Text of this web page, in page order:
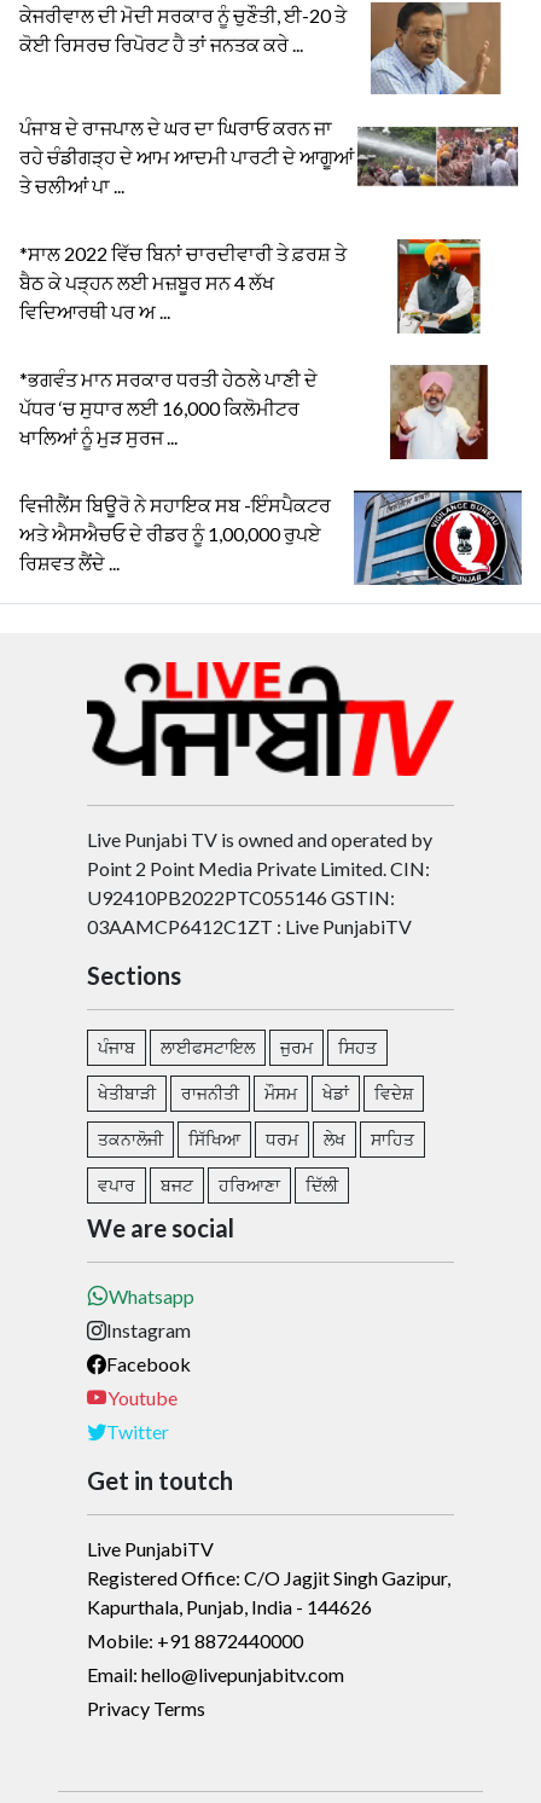
ਕੇਜਰੀਵਾਲ ਦੀ ਮੋਦੀ ਸਰਕਾਰ ਨੂੰ ਚੁਣੌਤੀ, ਈ-20 ਤੇ
ਕੋਈ ਰਿਸਰਚ ਰਿਪੋਰਟ ਹੈ ਤਾਂ ਜਨਤਕ ਕਰੇ ...
ਪੰਜਾਬ ਦੇ ਰਾਜਪਾਲ ਦੇ ਘਰ ਦਾ ਘਿਰਾਓ ਕਰਨ ਜਾ
ਰਹੇ ਚੰਡੀਗੜ੍ਹ ਦੇ ਆਮ ਆਦਮੀ ਪਾਰਟੀ ਦੇ ਆਗੂਆਂ
ਤੇ ਚਲੀਆਂ ਪਾ ...
*ਸਾਲ 2022 ਵਿੱਚ ਬਿਨਾਂ ਚਾਰਦੀਵਾਰੀ ਤੇ ਫ਼ਰਸ਼ ਤੇ
ਬੈਠ ਕੇ ਪੜ੍ਹਨ ਲਈ ਮਜ਼ਬੂਰ ਸਨ 4 ਲੱਖ
ਵਿਦਿਆਰਥੀ ਪਰ ਅ ...
*ਭਗਵੰਤ ਮਾਨ ਸਰਕਾਰ ਧਰਤੀ ਹੇਠਲੇ ਪਾਣੀ ਦੇ
ਪੱਧਰ ‘ਚ ਸੁਧਾਰ ਲਈ 16,000 ਕਿਲੋਮੀਟਰ
ਖਾਲਿਆਂ ਨੂੰ ਮੁੜ ਸੁਰਜ ...
ਵਿਜੀਲੈਂਸ ਬਿਊਰੋ ਨੇ ਸਹਾਇਕ ਸਬ -ਇੰਸਪੈਕਟਰ
ਅਤੇ ਐਸਐਚਓ ਦੇ ਰੀਡਰ ਨੂੰ 1,00,000 ਰੁਪਏ
ਰਿਸ਼ਵਤ ਲੈਂਦੇ ...
Live Punjabi TV is owned and operated by
Point 2 Point Media Private Limited. CIN:
U92410PB2022PTC055146 GSTIN:
03AAMCP6412C1ZT : Live PunjabiTV
Sections
ਪੰਜਾਬ ਲਾਈਫਸਟਾਇਲ ਜੁਰਮ ਸਿਹਤ
ਖੇਤੀਬਾੜੀ ਰਾਜਨੀਤੀ ਮੌਸਮ ਖੇਡਾਂ ਵਿਦੇਸ਼
ਤਕਨਾਲੋਜੀ ਸਿੱਖਿਆ ਧਰਮ ਲੇਖ ਸਾਹਿਤ
ਵਪਾਰ ਬਜਟ ਹਰਿਆਣਾ ਦਿੱਲੀ
We are social
Whatsapp
Instagram
Facebook
Youtube
Twitter
Get in toutch
Live PunjabiTV
Registered Office: C/O Jagjit Singh Gazipur,
Kapurthala, Punjab, India - 144626
Mobile: +91 8872440000
Email: hello@livepunjabitv.com
Privacy Terms